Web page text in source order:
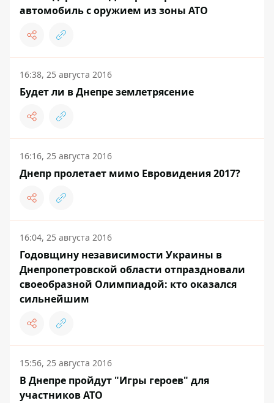
автомобиль с оружием из зоны АТО
16:38, 25 августа 2016
Будет ли в Днепре землетрясение
16:16, 25 августа 2016
Днепр пролетает мимо Евровидения 2017?
16:04, 25 августа 2016
Годовщину независимости Украины в
Днепропетровской области отпраздновали
своеобразной Олимпиадой: кто оказался
сильнейшим
15:56, 25 августа 2016
В Днепре пройдут "Игры героев" для
участников АТО